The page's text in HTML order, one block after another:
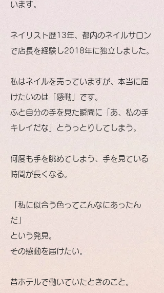
います。
ネイリスト歴13年、都内のネイルサロン
で店長を経験し2018年に独立しました。
私はネイルを売っていますが、本当に届
けたいのは「感動」です。
ふと自分の手を見た瞬間に「あ、私の手
キレイだな」とうっとりしてしまう。
何度も手を眺めてしまう、手を見ている
時間が長くなる。
「私に似合う色ってこんなにあったん
だ」
という発見。
その感動を届けたい。
昔ホテルで働いていたときのこと。